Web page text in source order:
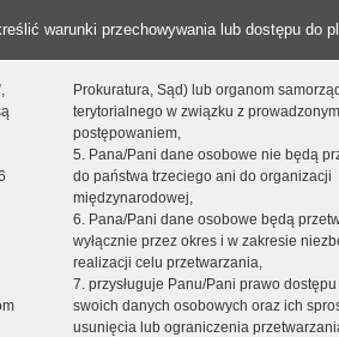
warunki przechowywania lub dostępu do
Prokuratura, Sąd) lub organom
terytorialnego w związku z prowadzonym
postępowaniem,
5. Pana/Pani dane osobowe nie będą
do państwa trzeciego ani do organizacji
międzynarodowej,
6. Pana/Pani dane osobowe będą
wyłącznie przez okres i w zakresie
realizacji celu przetwarzania,
7. przysługuje Panu/Pani prawo
swoich danych osobowych oraz ich
usunięcia lub ograniczenia